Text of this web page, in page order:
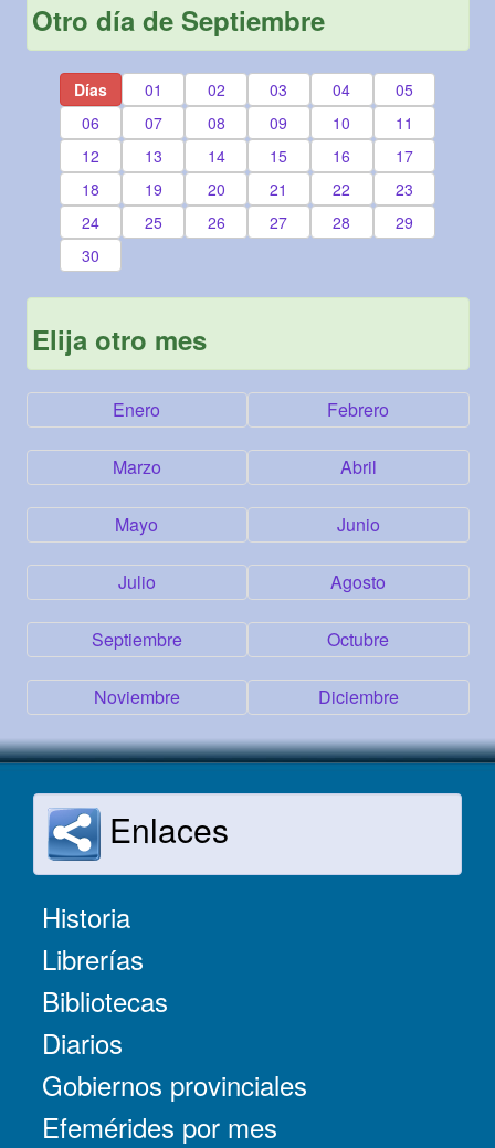
Otro día de Septiembre
Días 01 02 03 04
05
06
07 08 09 10
11
12
13 14 15 16
17
18
19 20 21 22
23
24
25 26 27 28
29
30
Elija otro mes
Enero Febrero
Marzo Abril
Mayo Junio
Julio Agosto
Septiembre Octubre
Noviembre Diciembre
Enlaces
Historia
Librerías
Bibliotecas
Diarios
Gobiernos provinciales
Efemérides por mes